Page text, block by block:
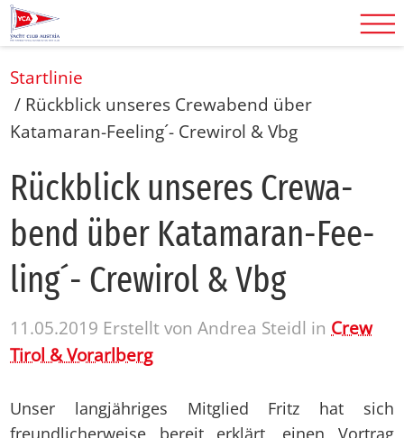
Startlinie
/ Rückblick unseres Crewabend über
Katamaran-Feeling´- Crewirol & Vbg
Rück­blick un­se­res Crewa­
bend über Ka­ta­ma­ran-Fee­
ling´- Cre­wirol & Vbg
11.05.2019 Erstellt vonAndrea Steidl in Crew
Tirol & Vorarlberg
Unser langjähriges Mitglied Fritz hat sich
freundlicherweise bereit erklärt, einen Vortrag